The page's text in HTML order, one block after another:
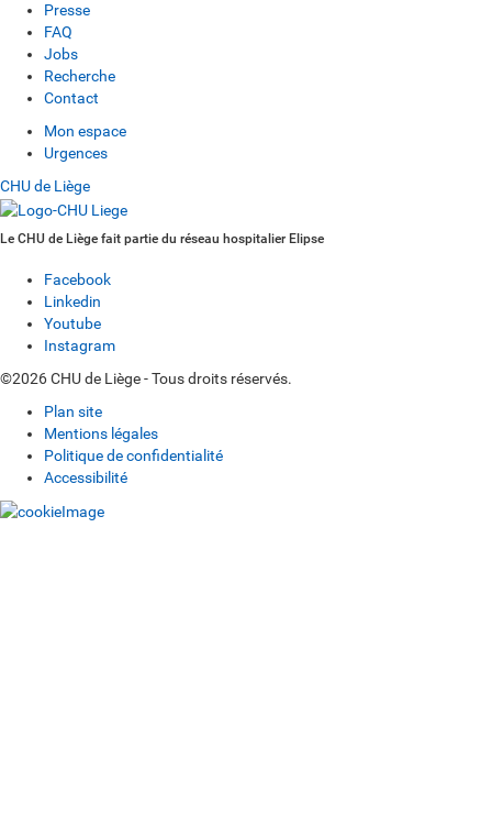
Presse
FAQ
Jobs
Recherche
Contact
Mon espace
Urgences
CHU de Liège
Le CHU de Liège fait partie du réseau hospitalier Elipse
Facebook
Linkedin
Youtube
Instagram
©2026 CHU de Liège - Tous droits réservés.
Plan site
Mentions légales
Politique de confidentialité
Accessibilité